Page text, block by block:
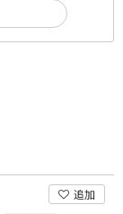
追加